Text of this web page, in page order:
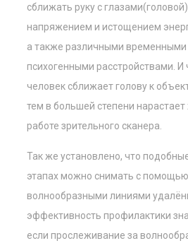
сближать руку с
напряжением и истощением
а также различными
психогенными расстройствами.
человек сближает голову к
тем в большей степени
работе зрительного сканера.
Так же установлено, что
этапах можно снимать с
волнообразными линиями
эффективность профилактики
если прослеживание за